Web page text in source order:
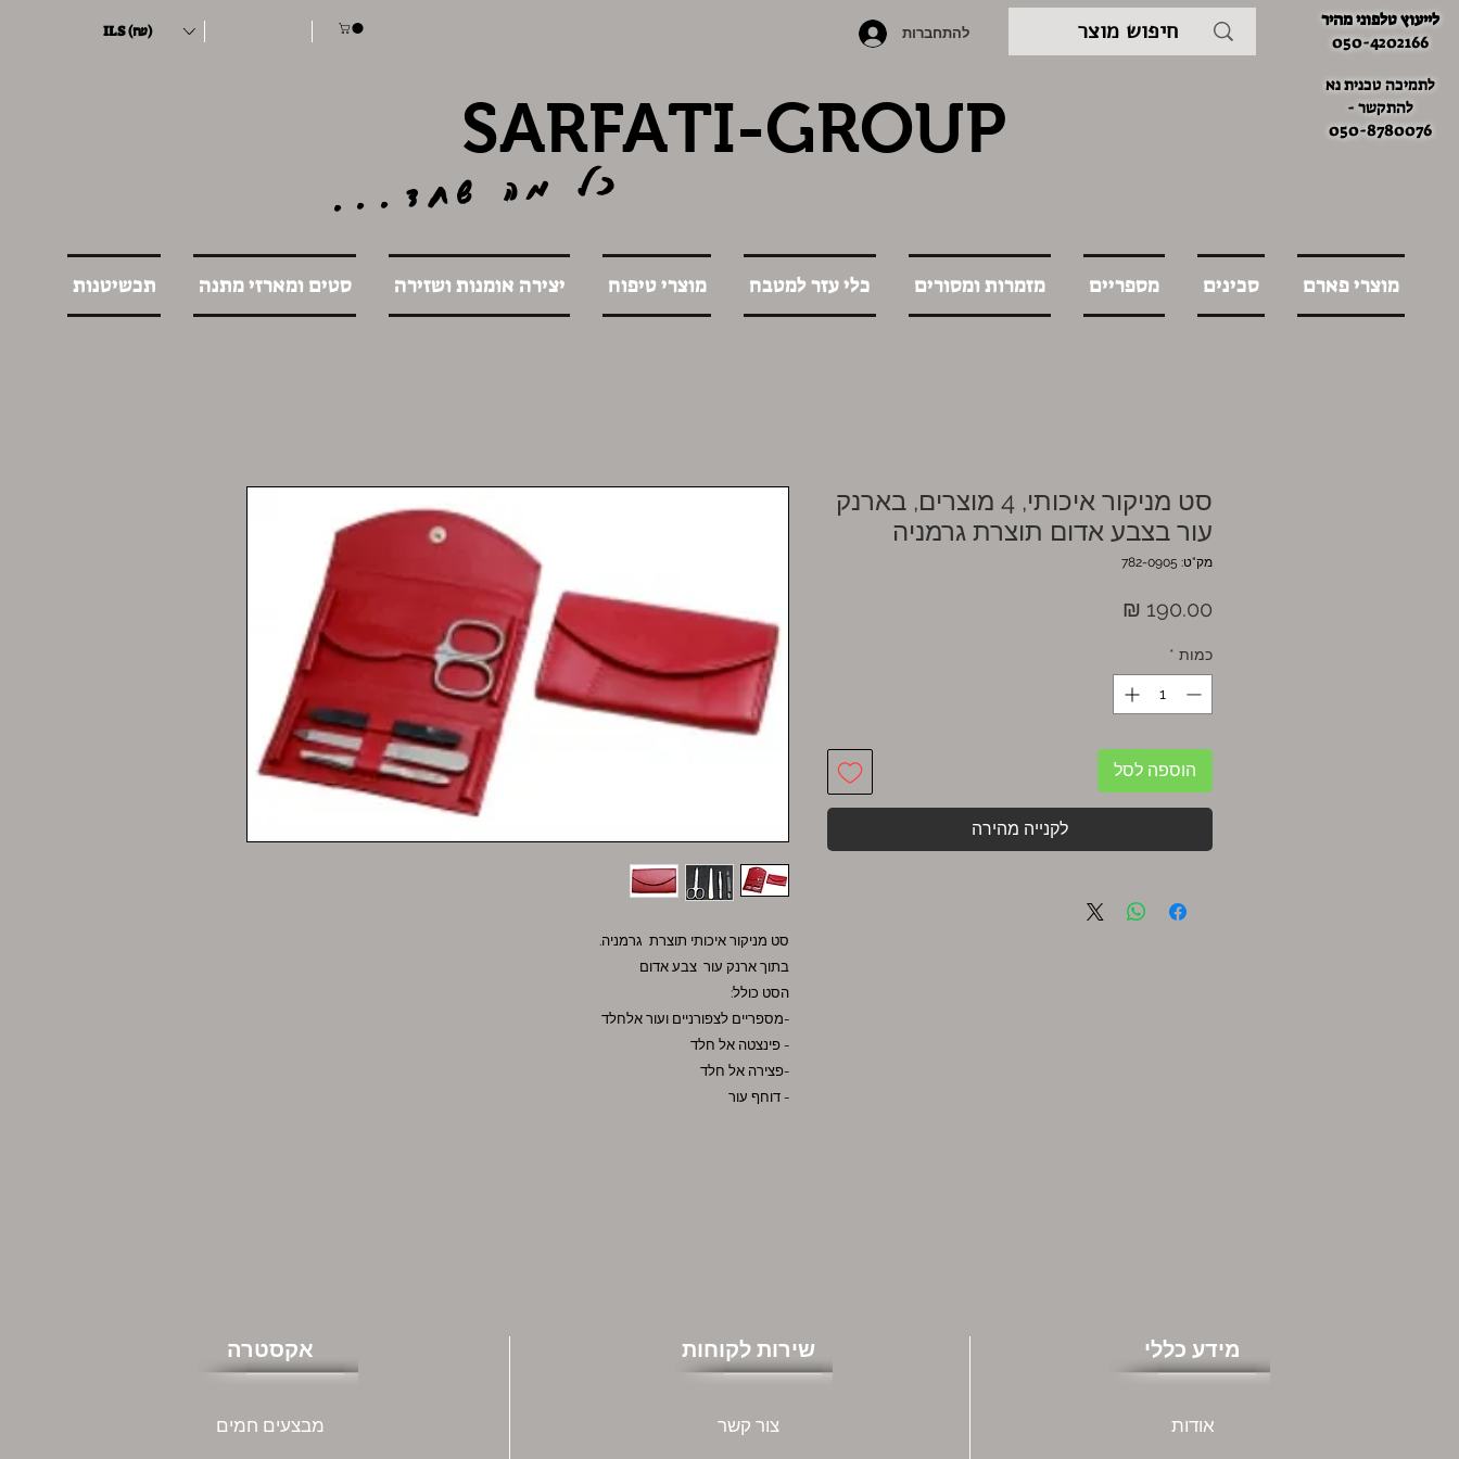
לייעוץ טלפוני מהיר
050-4202166
לתמיכה טכנית נא
להתקשר -
050-8780076
ILS (₪) להתחברות
SARFATI-GROUP
כל מה שחד...
מוצרי פארם סכינים מספריים מזמרות ומסורים כלי עזר למטבח מוצרי טיפוח יצירה אומנות ושזירה סטים ומארזי מתנה תכשיטנות
סט מניקור איכותי תוצרת גרמניה.
בתוך ארנק עור צבע אדום
הסט כולל:
-מספריים לצפורניים ועור אלחלד
- פינצטה אל חלד
-פצירה אל חלד
- דוחף עור
סט מניקור איכותי, 4 מוצרים, בארנק
עור בצבע אדום תוצרת גרמניה
מק"ט: 782-0905
כמות *
הוספה לסל
לקנייה מהירה
אקסטרה
מבצעים חמים
שירות לקוחות
צור קשר
מידע כללי
אודות